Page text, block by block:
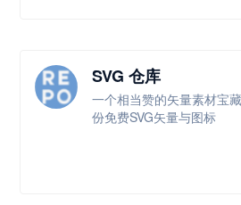
SVG 仓库
一个相当赞的矢量素材宝
份免费SVG矢量与图标